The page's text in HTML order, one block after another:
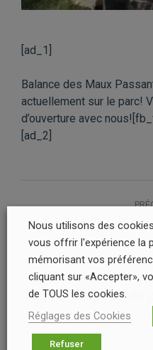
[ad_1]
Balance des Maux
actuellement sur le parc!
d’ouverture avec
[ad_2]
ARTICLE
Venez en force
C’est le week-
propose de
Nous utilisons des
vous offrir l'expérience la
mémorisant vos
cliquant sur «Accepter»,
de TOUS les cookies.
Réglages des Cookies
Refuser